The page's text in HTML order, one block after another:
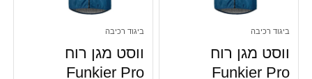
ביגוד רכיבה
ווסט מגן רוח
Funkier Pro
ביגוד רכיבה
ווסט מגן רוח
Funkier Pro